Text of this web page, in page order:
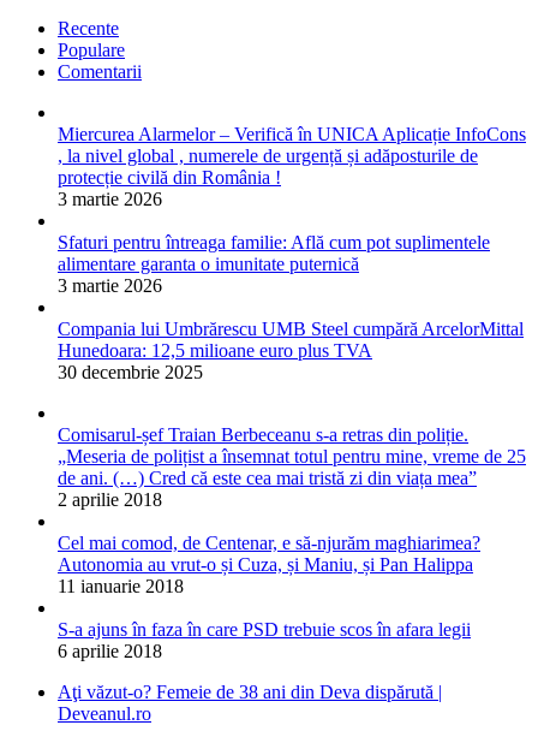
Recente
Populare
Comentarii
Miercurea Alarmelor – Verifică în UNICA Aplicație InfoCons
, la nivel global , numerele de urgență și adăposturile de
protecție civilă din România !
3 martie 2026
Sfaturi pentru întreaga familie: Află cum pot suplimentele
alimentare garanta o imunitate puternică
3 martie 2026
Compania lui Umbrărescu UMB Steel cumpără ArcelorMittal
Hunedoara: 12,5 milioane euro plus TVA
30 decembrie 2025
Comisarul-șef Traian Berbeceanu s-a retras din poliție.
„Meseria de polițist a însemnat totul pentru mine, vreme de 25
de ani. (…) Cred că este cea mai tristă zi din viața mea”
2 aprilie 2018
Cel mai comod, de Centenar, e să-njurăm maghiarimea?
Autonomia au vrut-o și Cuza, și Maniu, și Pan Halippa
11 ianuarie 2018
S-a ajuns în faza în care PSD trebuie scos în afara legii
6 aprilie 2018
Aţi văzut-o? Femeie de 38 ani din Deva dispărută |
Deveanul.ro